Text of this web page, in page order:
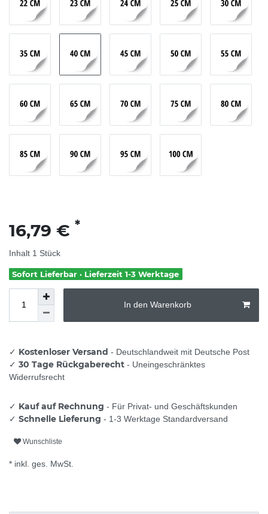
16,79 € *
Inhalt 1 Stück
Sofort Lieferbar · Lieferzeit 1-3 Werktage
In den Warenkorb
✓ Kostenloser Versand - Deutschlandweit mit Deutsche Post
✓ 30 Tage Rückgaberecht - Uneingeschränktes
Widerrufsrecht
✓ Kauf auf Rechnung - Für Privat- und Geschäftskunden
✓ Schnelle Lieferung - 1-3 Werktage Standardversand
Wunschliste
* inkl. ges. MwSt.